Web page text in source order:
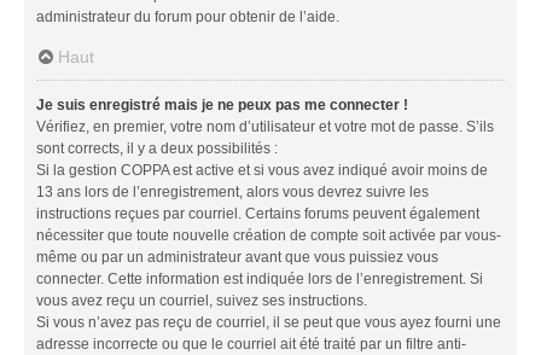
administrateur du forum pour obtenir de l’aide.
Haut
Je suis enregistré mais je ne peux pas me connecter !
Vérifiez, en premier, votre nom d’utilisateur et votre mot de passe. S’ils
sont corrects, il y a deux possibilités :
Si la gestion COPPA est active et si vous avez indiqué avoir moins de
13 ans lors de l’enregistrement, alors vous devrez suivre les
instructions reçues par courriel. Certains forums peuvent également
nécessiter que toute nouvelle création de compte soit activée par vous-
même ou par un administrateur avant que vous puissiez vous
connecter. Cette information est indiquée lors de l’enregistrement. Si
vous avez reçu un courriel, suivez ses instructions.
Si vous n’avez pas reçu de courriel, il se peut que vous ayez fourni une
adresse incorrecte ou que le courriel ait été traité par un filtre anti-